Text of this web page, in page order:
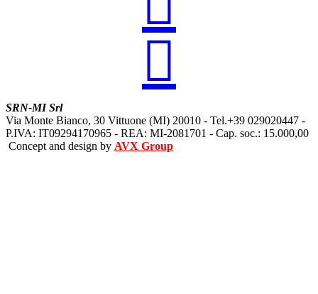

SRN-MI Srl
Via Monte Bianco, 30 Vittuone (MI) 20010 - Tel.+39 029020447 -
P.IVA: IT09294170965 - REA: MI-2081701 - Cap. soc.: 15.000,00
Concept and design by AVX Group